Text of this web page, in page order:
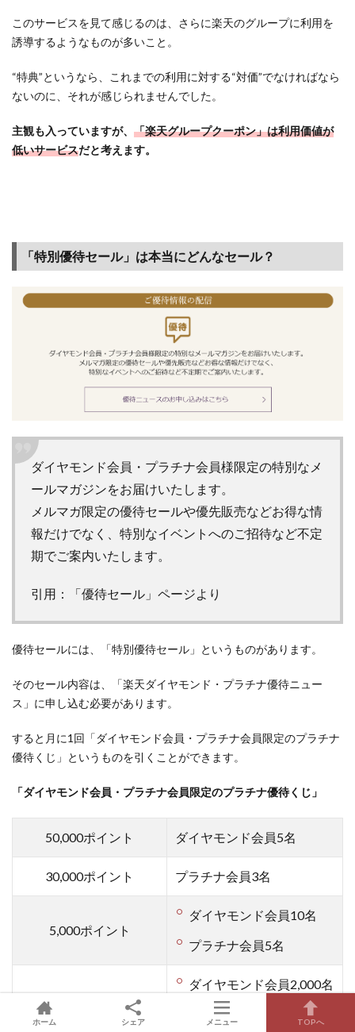
このサービスを見て感じるのは、さらに楽天のグループに利用を
誘導するようなものが多いこと。
“特典”というなら、これまでの利用に対する“対価”でなければなら
ないのに、それが感じられませんでした。
主観も入っていますが、 「楽天グループクーポン」は利用価値が
低いサービスだと考えます。
「特別優待セール」は本当にどんなセール？
ダイヤモンド会員・プラチナ会員様限定の特別なメ
ールマガジンをお届けいたします。
メルマガ限定の優待セールや優先販売などお得な情
報だけでなく、特別なイベントへのご招待など不定
期でご案内いたします。
引用：「優待セール」ページより
優待セールには、「特別優待セール」というものがあります。
そのセール内容は、「楽天ダイヤモンド・プラチナ優待ニュー
ス」に申し込む必要があります。
すると月に1回「ダイヤモンド会員・プラチナ会員限定のプラチナ
優待くじ」というものを引くことができます。
「ダイヤモンド会員・プラチナ会員限定のプラチナ優待くじ」
50,000ポイント ダイヤモンド会員5名
30,000ポイント プラチナ会員3名
5,000ポイント
ダイヤモンド会員10名
プラチナ会員5名
ダイヤモンド会員2,000名
プラチナ会員1,000名
ホーム シェア メニュー TOPへ